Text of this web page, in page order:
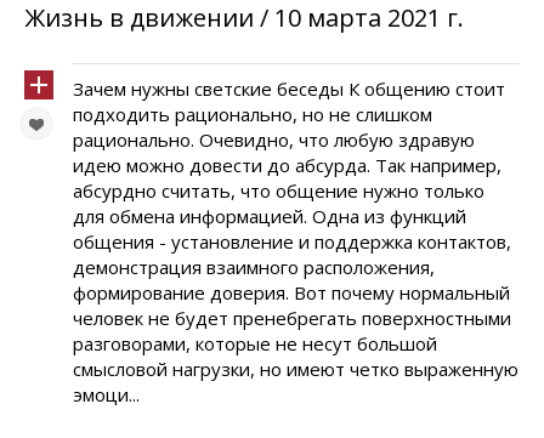
Жизнь в движении / 10 марта 2021 г.
Зачем нужны светские беседы К общению стоит
подходить рационально, но не слишком
рационально. Очевидно, что любую здравую
идею можно довести до абсурда. Так например,
абсурдно считать, что общение нужно только
для обмена информацией. Одна из функций
общения - установление и поддержка контактов,
демонстрация взаимного расположения,
формирование доверия. Вот почему нормальный
человек не будет пренебрегать поверхностными
разговорами, которые не несут большой
смысловой нагрузки, но имеют четко выраженную
эмоци...